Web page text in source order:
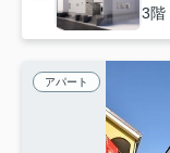
3階
アパート